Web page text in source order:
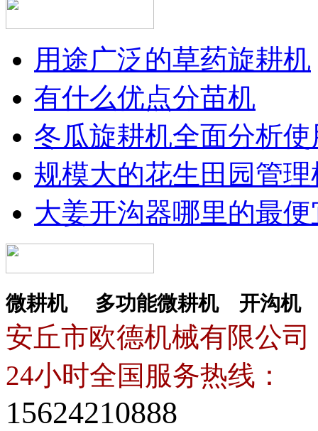
用途广泛的草药旋耕机
有什么优点分苗机
冬瓜旋耕机全面分析
规模大的花生田园管
大姜开沟器哪里的最便
微耕机 多功能微耕机 开沟机
安丘市欧德机械有限公司
24小时全国服务热线：
15624210888